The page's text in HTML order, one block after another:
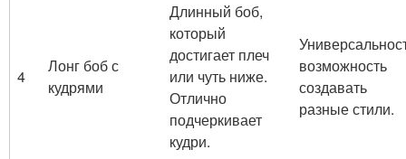
4
Лонг боб с
кудрями
Длинный боб,
который
достигает плеч
или чуть ниже.
Отлично
подчеркивает
кудри.
возможность
создавать
разные стили.